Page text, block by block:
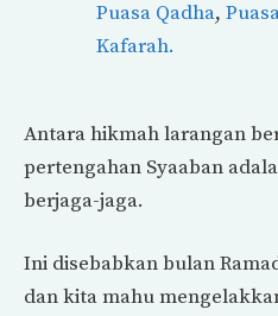
Puasa Qadha,
Kafarah.
Antara hikmah larangan
pertengahan Syaaban
berjaga-jaga.
Ini disebabkan bulan
dan kita mahu